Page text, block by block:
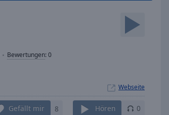
Bewertungen:0
Webseite
Gefällt mir 8 Hören 0